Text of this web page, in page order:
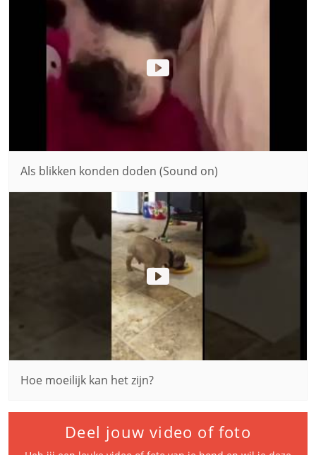
Als blikken konden doden (Sound on)
Hoe moeilijk kan het zijn?
Deel jouw video of foto